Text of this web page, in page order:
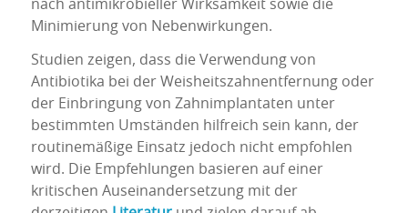
nach antimikrobieller Wirksamkeit sowie die
Minimierung von Nebenwirkungen.
Studien zeigen, dass die Verwendung von
Antibiotika bei der Weisheitszahnentfernung oder
der Einbringung von Zahnimplantaten unter
bestimmten Umständen hilfreich sein kann, der
routinemäßige Einsatz jedoch nicht empfohlen
wird. Die Empfehlungen basieren auf einer
kritischen Auseinandersetzung mit der